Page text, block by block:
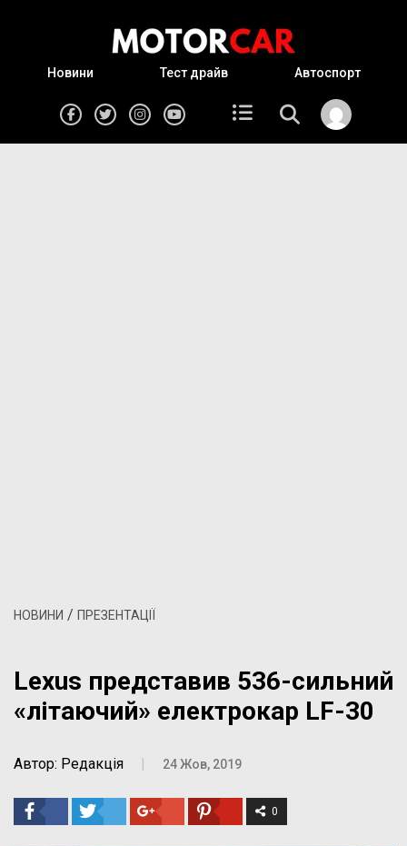
Новини Тест драйв Автоспорт
НОВИНИ / ПРЕЗЕНТАЦІЇ
Lexus представив 536-сильний
«літаючий» електрокар LF-30
Автор: Редакція | 24 Жов, 2019
0